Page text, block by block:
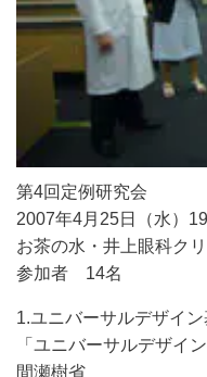
第4回定例研究会
2007年4月25日（水）
お茶の水・井上眼科ク
参加者 14名
1.ユニバーサルデザイ
「ユニバーサルデザイ
間瀬樹省